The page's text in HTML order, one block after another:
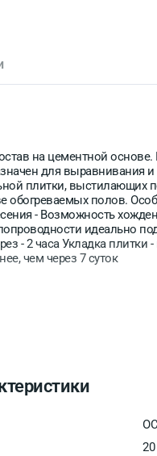
на цементной
для выравнивания
плитки, выстилающих
обогреваемых полов.
- Возможность
идеально
- 2 часа Укладка плитки
чем через 7 суток
20